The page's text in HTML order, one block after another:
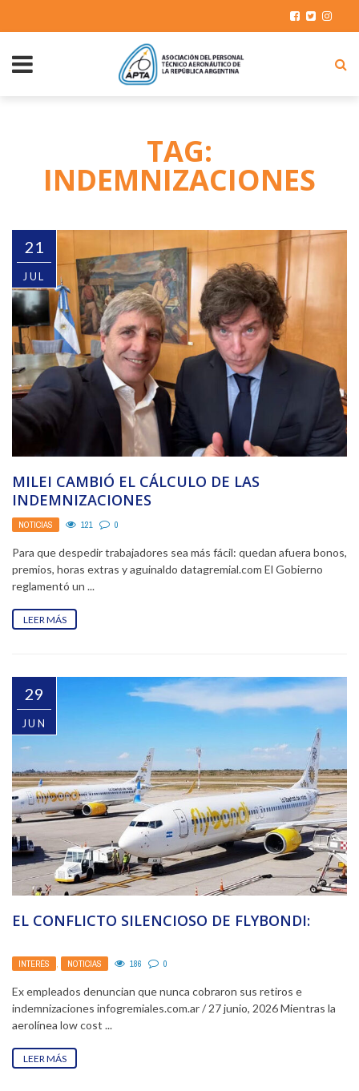
TAG:
INDEMNIZACIONES
21
JUL
MILEI CAMBIÓ EL CÁLCULO DE LAS
INDEMNIZACIONES
NOTICIAS 121 0
Para que despedir trabajadores sea más fácil: quedan afuera bonos,
premios, horas extras y aguinaldo datagremial.com El Gobierno
reglamentó un ...
LEER MÁS
29
JUN
EL CONFLICTO SILENCIOSO DE FLYBONDI:
INTERÉS NOTICIAS 186 0
Ex empleados denuncian que nunca cobraron sus retiros e
indemnizaciones infogremiales.com.ar / 27 junio, 2026 Mientras la
aerolínea low cost ...
LEER MÁS